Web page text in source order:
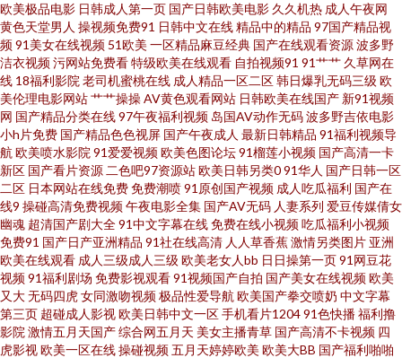
大全 老司机福利大香蕉 99在线老司机福利 天堂尤物在线视频 韩国不卡一区
二区三区 91黑丝无码 青青草国拍2025 东方av网 亚洲TV无码精品 久久鲁鲁
萌白酱jk一线天一区 国产精品国产 51免费在线视频 内射白丝JK 操逼视频骚
吧流水国产 午夜福利Av网 精国产精国产久久 91网站视频在线观看 日韩寂寞
影院 海角传媒91黑料 91福利社色色 欧美爽爽 超碰日韩 五月大香蕉网站 AV按
摩影院 日韩中文无码一级A片 国产物业视频 91黑丝网站 后入黑丝 影音先锋
偷情福利 亚洲伊人综合色色网 综合avav 伊人电影av在线 天天色情网 日韩伦
理在线 手机在线三级中文 日本乱码在线播放网址 蜜臀gv蜜芽 黄色伊人 国产
欧美极品电影 日韩成人第一页 国产日韩欧美电影 久久机热 成人午夜网
黄色天堂男人 操视频免费91 日韩中文在线精品中的精品 97国产精品视
频91美女在线视频 51欧美 一区精品麻豆经典 国产在线观看资源波多野
洁衣视频污网站免费看特级欧美在线观看 自拍视频91 91艹艹 久草网在
线 18福利影院 老司机蜜桃在线 成人精品一区二区韩日爆乳无码三级 欧
美伦理电影网站艹艹操操AV黄色观看网站 日韩欧美在线国产 新91视频
网 国产精品分类在线97午夜福利视频 岛国AV动作无码波多野吉依电影
小h片免费 国产精品色色视屏 国产午夜成人 最新日韩精品 91福利视频导
航 欧美喷水影院 91爱爱视频欧美色图论坛91榴莲小视频 国产高清一卡
新区 国产看片资源 二色吧97资源站欧美日韩另类091华人 国产日韩一区
二区 日本网站在线免费免费潮喷91原创国产视频 成人吃瓜福利 国产在
线9 操碰高清免费视频午夜电影全集 国产AV无码 人妻系列 爱豆传媒倩女
幽魂 超清国产剧大全91中文字幕在线免费在线小视频吃瓜福利小视频
免费91 国产日产亚洲精品 91社在线高清 人人草香蕉激情另类图片 亚洲
欧美在线观看 成人三级成人三级 欧美老女人bb 日日操第一页91网豆花
视频91福利剧场 免费影视观看91视频国产自拍 国产美女在线视频欧美
又大无码四虎女同激吻视频极品性爱导航 欧美国产拳交喷奶 中文字幕
第三页 超碰成人影视欧美日韩中文一区手机看片120491色快播福利撸
影院 激情五月天国产综合网五月天 美女主播青草 国产高清不卡视频 四
虎影视欧美一区在线操碰视频五月天婷婷欧美 欧美大BB 国产福利啪啪